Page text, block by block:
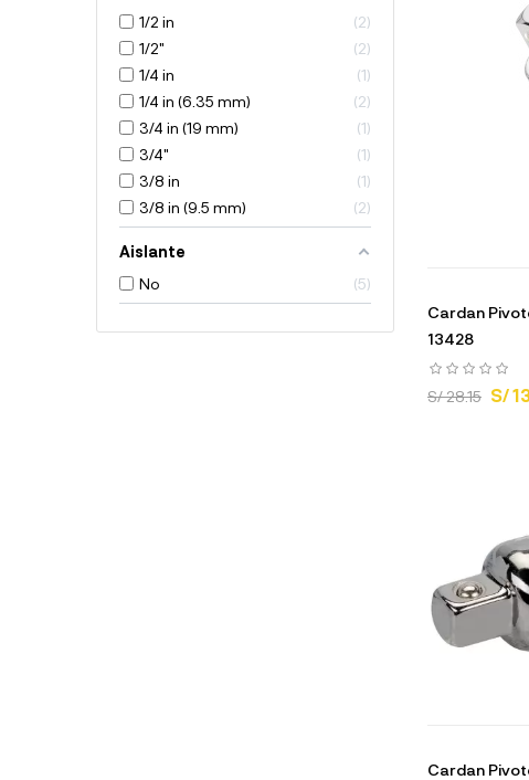
1/2 in
2
1/2"
2
1/4 in
1
1/4 in (6.35 mm)
2
3/4 in (19 mm)
1
3/4"
1
3/8 in
1
3/8 in (9.5 mm)
2
Aislante
No
5
Cardan
13428
S/ 28.15 S/
Cardan